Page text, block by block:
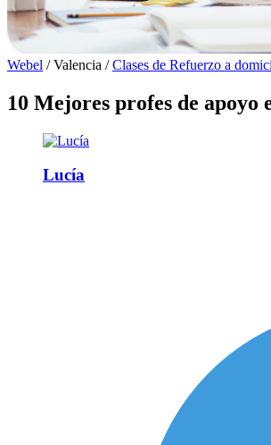
Webel / Valencia / Clases de Refuerzo a
10 Mejores profes de apoyo
Lucía